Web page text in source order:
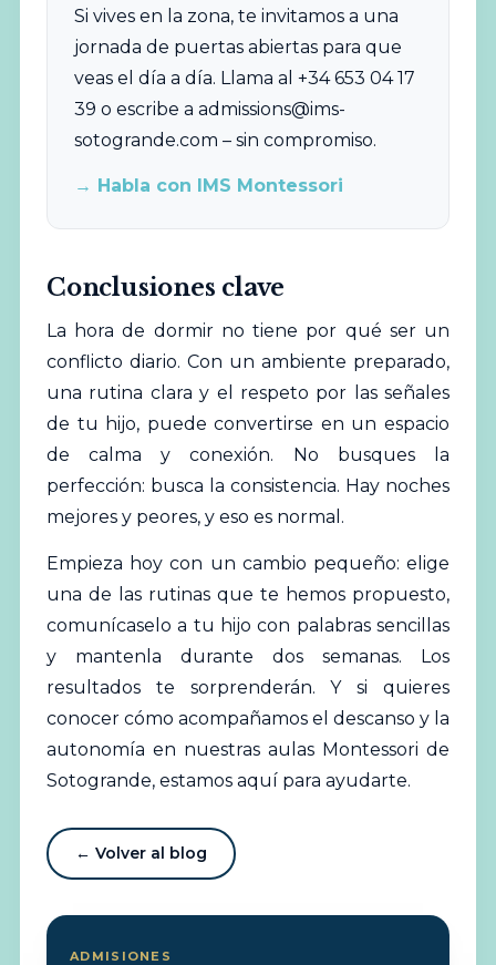
Si vives en la zona, te invitamos a una
jornada de puertas abiertas para que
veas el día a día. Llama al +34 653 04 17
39 o escribe a admissions@ims-
sotogrande.com – sin compromiso.
→ Habla con IMS Montessori
Conclusiones clave
La hora de dormir no tiene por qué ser un
conflicto diario. Con un ambiente preparado,
una rutina clara y el respeto por las señales
de tu hijo, puede convertirse en un espacio
de calma y conexión. No busques la
perfección: busca la consistencia. Hay noches
mejores y peores, y eso es normal.
Empieza hoy con un cambio pequeño: elige
una de las rutinas que te hemos propuesto,
comunícaselo a tu hijo con palabras sencillas
y mantenla durante dos semanas. Los
resultados te sorprenderán. Y si quieres
conocer cómo acompañamos el descanso y la
autonomía en nuestras aulas Montessori de
Sotogrande, estamos aquí para ayudarte.
← Volver al blog
ADMISIONES